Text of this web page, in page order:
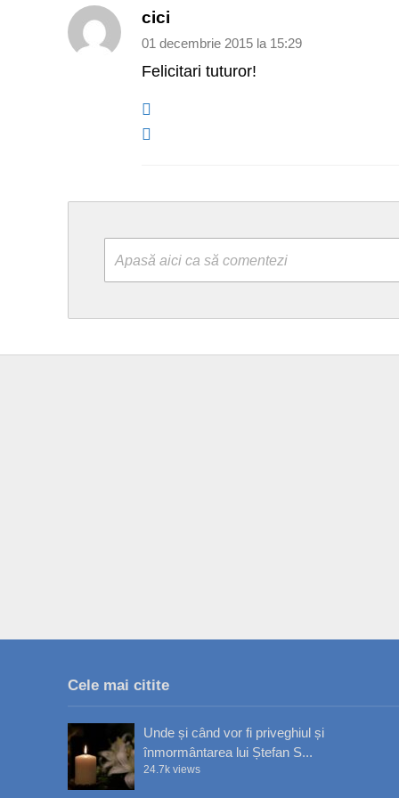
cici
01 decembrie 2015 la 15:29
Felicitari tuturor!
Apasă aici ca să comentezi
Cele mai citite
Unde și când vor fi priveghiul și
înmormântarea lui Ștefan S...
24.7k views